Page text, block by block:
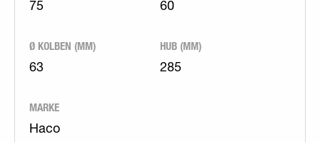
75 60
Ø KOLBEN (MM)
63
HUB (MM)
285
MARKE
Haco